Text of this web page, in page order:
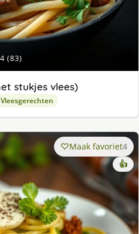
(83)
stukjes vlees)
Vleesgerechten
Maak favoriet4
👍